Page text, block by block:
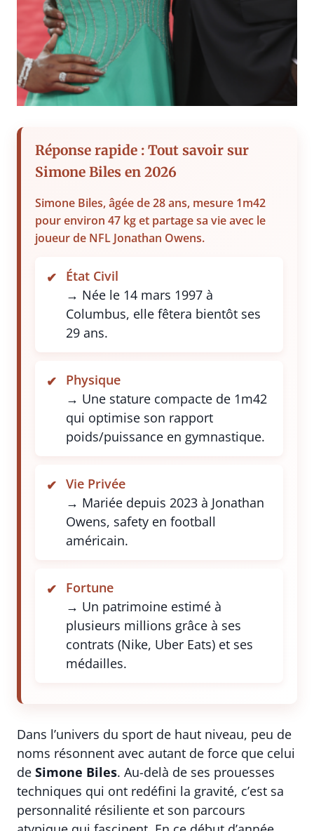
Réponse rapide : Tout savoir sur
Simone Biles en 2026
Simone Biles, âgée de 28 ans, mesure 1m42
pour environ 47 kg et partage sa vie avec le
joueur de NFL Jonathan Owens.
État Civil
→ Née le 14 mars 1997 à
Columbus, elle fêtera bientôt ses
29 ans.
Physique
→ Une stature compacte de 1m42
qui optimise son rapport
poids/puissance en gymnastique.
Vie Privée
→ Mariée depuis 2023 à Jonathan
Owens, safety en football
américain.
Fortune
→ Un patrimoine estimé à
plusieurs millions grâce à ses
contrats (Nike, Uber Eats) et ses
médailles.
Dans l’univers du sport de haut niveau, peu de
noms résonnent avec autant de force que celui
de Simone Biles. Au-delà de ses prouesses
techniques qui ont redéfini la gravité, c’est sa
personnalité résiliente et son parcours